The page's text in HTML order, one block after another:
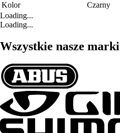
Kolor
Czarny
Loading...
Loading...
Wszystkie nasze marki